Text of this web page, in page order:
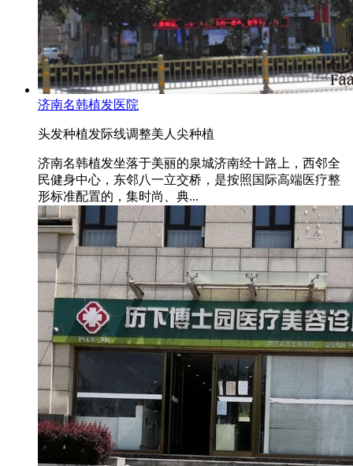
济南名韩植发医院
头发种植发际线调整美人尖种植
济南名韩植发坐落于美丽的泉城济南经十路上，西邻全
民健身中心，东邻八一立交桥，是按照国际高端医疗整
形标准配置的，集时尚、典...